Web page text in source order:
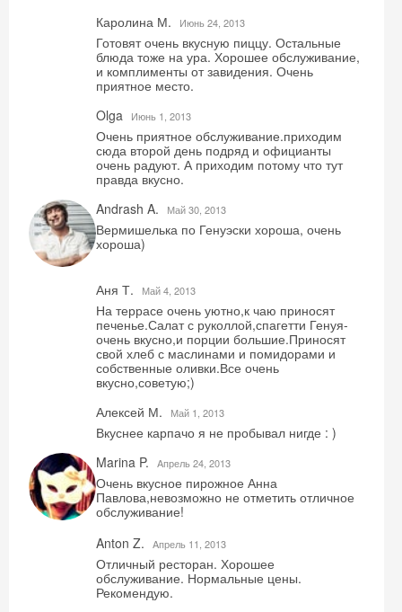
Каролина М.
Июнь 24, 2013
Готовят очень вкусную пиццу. Остальные
блюда тоже на ура. Хорошее обслуживание,
и комплименты от завидения. Очень
приятное место.
Olga
Июнь 1, 2013
Очень приятное обслуживание.приходим
сюда второй день подряд и официанты
очень радуют. А приходим потому что тут
правда вкусно.
Andrash A.
Май 30, 2013
Вермишелька по Генуэски хороша, очень
хороша)
Аня Т. Май 4, 2013
На террасе очень уютно,к чаю приносят
печенье.Салат с руколлой,спагетти Генуя-
очень вкусно,и порции большие.Приносят
свой хлеб с маслинами и помидорами и
собственные оливки.Все очень
вкусно,советую;)
Алексей М.
Май 1, 2013
Вкуснее карпачо я не пробывал нигде : )
Marina P.
Aпрель 24, 2013
Очень вкусное пирожное Анна
Павлова,невозможно не отметить отличное
обслуживание!
Anton Z.
Aпрель 11, 2013
Отличный ресторан. Хорошее
обслуживание. Нормальные цены.
Рекомендую.